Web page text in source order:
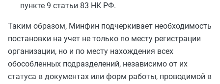
пункте 9 статьи 83 НК РФ.
Таким образом, Минфин подчеркивает необходимость
постановки на учет не только по месту регистрации
организации, но и по месту нахождения всех
обособленных подразделений, независимо от их
статуса в документах или форм работы, проводимой в